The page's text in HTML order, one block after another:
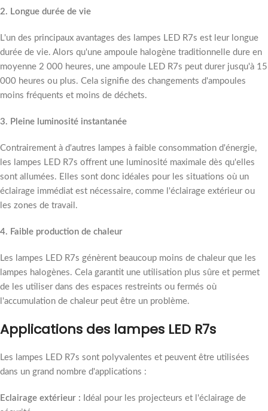
2. Longue durée de vie
L'un des principaux avantages des lampes LED R7s est leur longue
durée de vie. Alors qu'une ampoule halogène traditionnelle dure en
moyenne 2 000 heures, une ampoule LED R7s peut durer jusqu'à 15
000 heures ou plus. Cela signifie des changements d'ampoules
moins fréquents et moins de déchets.
3. Pleine luminosité instantanée
Contrairement à d'autres lampes à faible consommation d'énergie,
les lampes LED R7s offrent une luminosité maximale dès qu'elles
sont allumées. Elles sont donc idéales pour les situations où un
éclairage immédiat est nécessaire, comme l'éclairage extérieur ou
les zones de travail.
4. Faible production de chaleur
Les lampes LED R7s génèrent beaucoup moins de chaleur que les
lampes halogènes. Cela garantit une utilisation plus sûre et permet
de les utiliser dans des espaces restreints ou fermés où
l'accumulation de chaleur peut être un problème.
Applications des lampes LED R7s
Les lampes LED R7s sont polyvalentes et peuvent être utilisées
dans un grand nombre d'applications :
Eclairage extérieur : Idéal pour les projecteurs et l'éclairage de